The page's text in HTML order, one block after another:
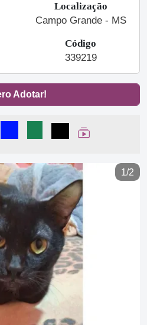
Localização
Campo Grande - MS
Código
339219
Adotar!
Compartilhar no Facebook
Compartilhar no
Compartilhar
Ver Web Story
1/2